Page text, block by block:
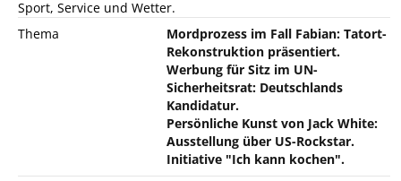
Sport, Service und Wetter.
Thema
Mordprozess im Fall Fabian: Tatort-
Rekonstruktion präsentiert.
Werbung für Sitz im UN-
Sicherheitsrat: Deutschlands
Kandidatur.
Persönliche Kunst von Jack White:
Ausstellung über US-Rockstar.
Initiative "Ich kann kochen".